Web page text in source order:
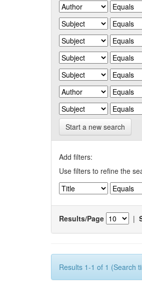
Start a new search
Add filters:
Use filters to refine the
Results/Page |
Results 1-1 of 1 (Search